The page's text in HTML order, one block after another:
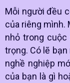
Mỗi người đều
của riêng mình.
nhỏ trong
trọng. Có lẽ
nghề nghiệp
của bạn là gì